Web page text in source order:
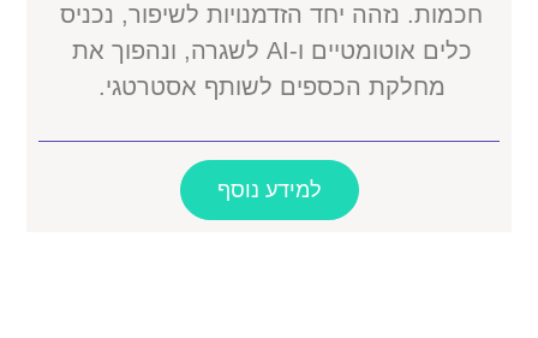
חכמות. נזהה יחד הזדמנויות לשיפור, נכניס
כלים אוטומטיים ו-AI לשגרה, ונהפוך את
מחלקת הכספים לשותף אסטרטגי.
למידע נוסף